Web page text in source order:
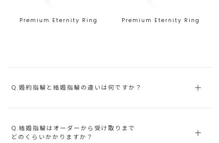
Premium Eternity Ring Premium Eternity Ring
Q.婚約指輪と結婚指輪の違いは何ですか？
Q.結婚指輪はオーダーから受け取りまで
どのくらいかかりますか？